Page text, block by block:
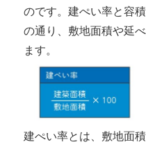
のです。建ぺい率と容
の通り、敷地面積や延
ます。
建ぺい率とは、敷地面